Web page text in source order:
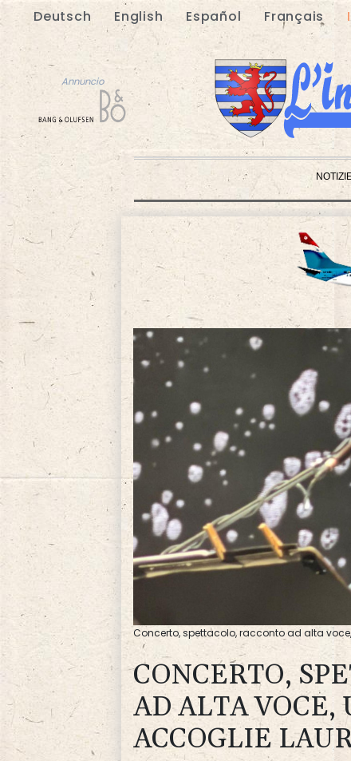
Deutsch English Español Français
Annuncio
Concerto, spettacolo, racconto ad alta
CONCERTO,
AD ALTA VOCE,
ACCOGLIE